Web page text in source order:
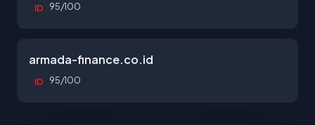
ID 95/100
armada-finance.co.id
ID 95/100